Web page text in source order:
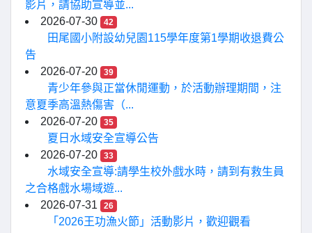
影片，請協助宣導並...
2026-07-30
42
田尾國小附設幼兒園115學年度第1學期收退費公
告
2026-07-20
39
青少年參與正當休閒運動，於活動辦理期間，注
意夏季高溫熱傷害（...
2026-07-20
35
夏日水域安全宣導公告
2026-07-20
33
水域安全宣導:請學生校外戲水時，請到有救生員
之合格戲水場域遊...
2026-07-31
26
「2026王功漁火節」活動影片，歡迎觀看